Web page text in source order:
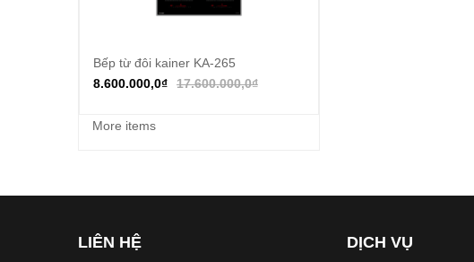
Thêm vào giỏ hàng
Bếp từ đôi kainer KA-265
17.600.000,0₫
8.600.000,0₫
More items
LIÊN HỆ DỊCH VỤ